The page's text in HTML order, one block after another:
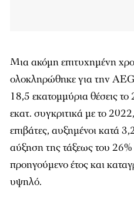
Μια ακόμη επιτυχημένη
ολοκληρώθηκε για την
18,5 εκατομμύρια θέσεις
εκατ. συγκριτικά με το
επιβάτες, αυξημένοι κατά
αύξηση της τάξεως του
προηγούμενο έτος και
υψηλό.